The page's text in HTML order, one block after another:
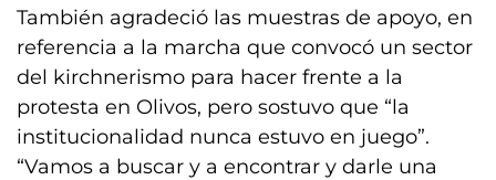
También agradeció las muestras de apoyo, en
referencia a la marcha que convocó un sector
del kirchnerismo para hacer frente a la
protesta en Olivos, pero sostuvo que “la
institucionalidad nunca estuvo en juego”.
“Vamos a buscar y a encontrar y darle una